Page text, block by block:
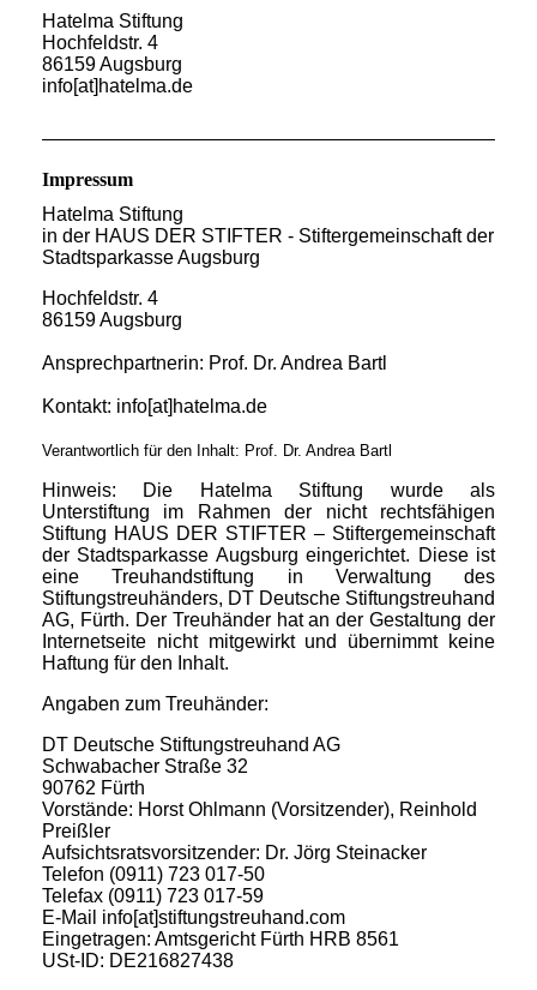
Hatelma Stiftung
Hochfeldstr. 4
86159 Augsburg
info[at]hatelma.de
Impressum
Hatelma Stiftung
in der HAUS DER STIFTER - Stiftergemeinschaft der
Stadtsparkasse Augsburg
Hochfeldstr. 4
86159 Augsburg
Ansprechpartnerin: Prof. Dr. Andrea Bartl
Kontakt: info[at]hatelma.de
Verantwortlich für den Inhalt: Prof. Dr. Andrea Bartl
Hinweis: Die Hatelma Stiftung wurde als
Unterstiftung im Rahmen der nicht rechtsfähigen
Stiftung HAUS DER STIFTER – Stiftergemeinschaft
der Stadtsparkasse Augsburg eingerichtet. Diese ist
eine Treuhandstiftung in Verwaltung des
Stiftungstreuhänders, DT Deutsche Stiftungstreuhand
AG, Fürth. Der Treuhänder hat an der Gestaltung der
Internetseite nicht mitgewirkt und übernimmt keine
Haftung für den Inhalt.
Angaben zum Treuhänder:
DT Deutsche Stiftungstreuhand AG
Schwabacher Straße 32
90762 Fürth
Vorstände: Horst Ohlmann (Vorsitzender), Reinhold
Preißler
Aufsichtsratsvorsitzender: Dr. Jörg Steinacker
Telefon (0911) 723 017-50
Telefax (0911) 723 017-59
E-Mail info[at]stiftungstreuhand.com
Eingetragen: Amtsgericht Fürth HRB 8561
USt-ID: DE216827438